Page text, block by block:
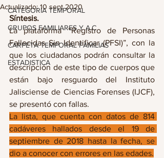
CATEGORIA TEMPORAL
GRUPOS FAMILIARES Y A.C
CARPETA TEMPORAL FAMILIAS
ESTADISTICA
Actualizado:10 sept 2020
Síntesis.
La plataforma “Registro de Personas
Fallecidas Sin Identificar (PFSI)”, con la
que los ciudadanos podrán consultar la
descripción de este tipo de cuerpos que
están bajo resguardo del Instituto
Jalisciense de Ciencias Forenses (IJCF),
se presentó con fallas.
La lista, que cuenta con datos de 814
cadáveres hallados desde el 19 de
septiembre de 2018 hasta la fecha, se
dio a conocer con errores en las edades.